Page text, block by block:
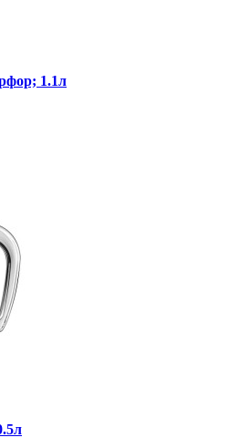
1.1л